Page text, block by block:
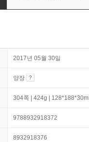
2017년 05월 30일
양장
304쪽 | 424g |
9788932918372
8932918376